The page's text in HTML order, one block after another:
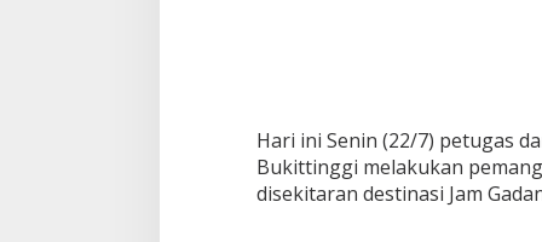
Hari ini Senin (22/7) petugas
Bukittinggi melakukan
disekitaran destinasi Jam